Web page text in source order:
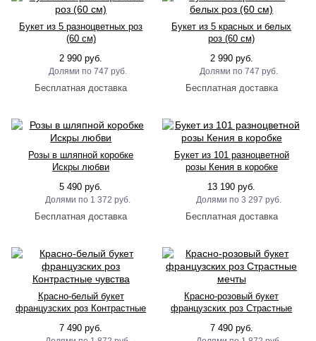
Букет из 5 разноцветных роз
(60 см)
2 990 руб.
747 руб.
Букет из 5 красных и белых
роз (60 см)
2 990 руб.
747 руб.
Розы в шляпной коробке
Искры любви
5 490 руб.
1 372 руб.
Букет из 101 разноцветной
розы Кения в коробке
13 190 руб.
3 297 руб.
Красно-белый букет
французских роз Контрастные
7 490 руб.
Красно-розовый букет
французских роз Страстные
7 490 руб.